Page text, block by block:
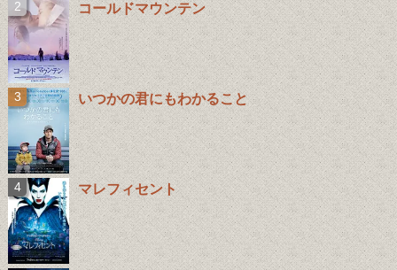
コールドマウンテン
いつかの君にもわかること
マレフィセント